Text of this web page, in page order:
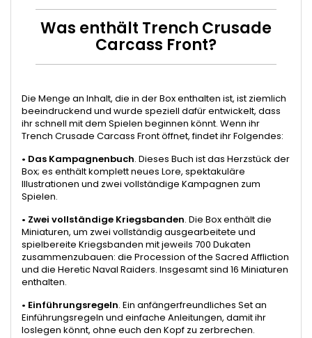
Was enthält Trench Crusade
Carcass Front?
Die Menge an Inhalt, die in der Box enthalten ist, ist ziemlich
beeindruckend und wurde speziell dafür entwickelt, dass
ihr schnell mit dem Spielen beginnen könnt. Wenn ihr
Trench Crusade Carcass Front öffnet, findet ihr Folgendes:
• Das Kampagnenbuch. Dieses Buch ist das Herzstück der
Box; es enthält komplett neues Lore, spektakuläre
Illustrationen und zwei vollständige Kampagnen zum
Spielen.
• Zwei vollständige Kriegsbanden. Die Box enthält die
Miniaturen, um zwei vollständig ausgearbeitete und
spielbereite Kriegsbanden mit jeweils 700 Dukaten
zusammenzubauen: die Procession of the Sacred Affliction
und die Heretic Naval Raiders. Insgesamt sind 16 Miniaturen
enthalten.
• Einführungsregeln. Ein anfängerfreundliches Set an
Einführungsregeln und einfache Anleitungen, damit ihr
loslegen könnt, ohne euch den Kopf zu zerbrechen.